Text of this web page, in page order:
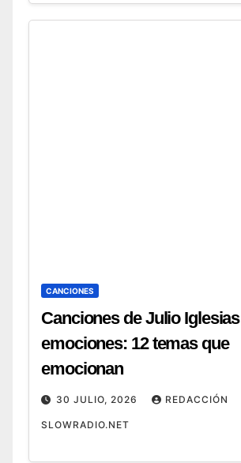
CANCIONES
Canciones de Julio Iglesias
emociones: 12 temas que
emocionan
30 JULIO, 2026 REDACCIÓN
SLOWRADIO.NET